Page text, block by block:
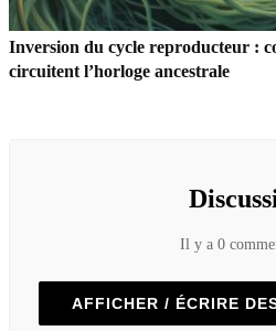
Inversion du cycle reproducteur :
circuitent l’horloge ancestrale
Il y a 0
AFFICHER / ÉCRIRE